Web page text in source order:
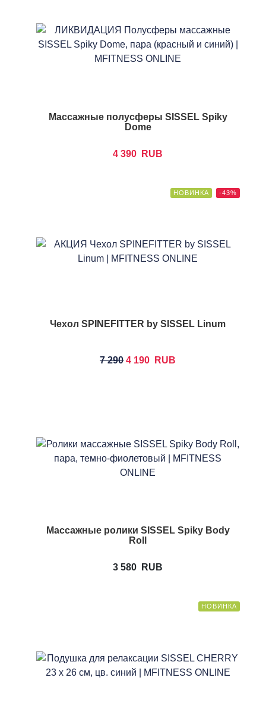
Массажные полусферы SISSEL Spiky
Dome
4 390 RUB
НОВИНКА -43%
Чехол SPINEFITTER by SISSEL Linum
7 290 4 190 RUB
Массажные ролики SISSEL Spiky Body
Roll
3 580 RUB
НОВИНКА